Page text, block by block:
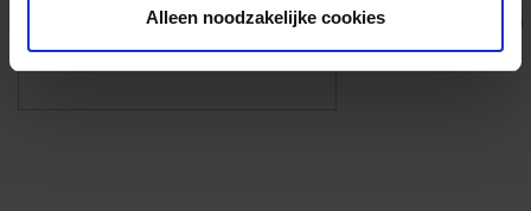
Alleen noodzakelijke cookies Eigen foto’s